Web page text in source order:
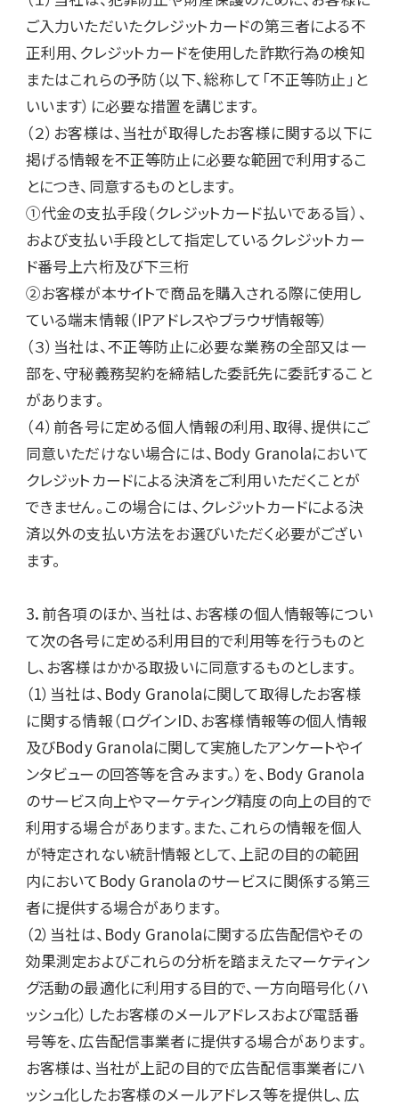
ご入力いただいたクレジットカードの第三者による不
正利用、クレジットカードを使用した詐欺行為の検知
またはこれらの予防（以下、総称して「不正等防止」と
いいます）に必要な措置を講じます。
（２）お客様は、当社が取得したお客様に関する以下に
掲げる情報を不正等防止に必要な範囲で利用するこ
とにつき、同意するものとします。
①代金の支払手段（クレジットカード払いである旨）、
および支払い手段として指定しているクレジットカー
ド番号上六桁及び下三桁
②お客様が本サイトで商品を購入される際に使用し
ている端末情報（IPアドレスやブラウザ情報等）
（３）当社は、不正等防止に必要な業務の全部又は一
部を、守秘義務契約を締結した委託先に委託すること
があります。
（４）前各号に定める個人情報の利用、取得、提供にご
同意いただけない場合には、Body Granolaにおいて
クレジットカードによる決済をご利用いただくことが
できません。この場合には、クレジットカードによる決
済以外の支払い方法をお選びいただく必要がござい
ます。
3．前各項のほか、当社は、お客様の個人情報等につい
て次の各号に定める利用目的で利用等を行うものと
し、お客様はかかる取扱いに同意するものとします。
（1）当社は、Body Granolaに関して取得したお客様
に関する情報（ログインID、お客様情報等の個人情報
及びBody Granolaに関して実施したアンケートやイ
ンタビューの回答等を含みます。）を、Body Granola
のサービス向上やマーケティング精度の向上の目的で
利用する場合があります。また、これらの情報を個人
が特定されない統計情報として、上記の目的の範囲
内においてBody Granolaのサービスに関係する第三
者に提供する場合があります。
（2）当社は、Body Granolaに関する広告配信やその
効果測定およびこれらの分析を踏まえたマーケティン
グ活動の最適化に利用する目的で、一方向暗号化（ハ
ッシュ化）したお客様のメールアドレスおよび電話番
号等を、広告配信事業者に提供する場合があります。
お客様は、当社が上記の目的で広告配信事業者にハ
ッシュ化したお客様のメールアドレス等を提供し、広